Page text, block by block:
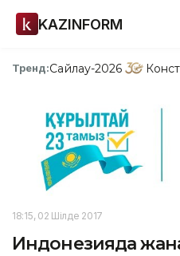
KAZINFORM
Тренд:Сайлау-2026
18:15, 02 Шілде 2017
Индонезияда